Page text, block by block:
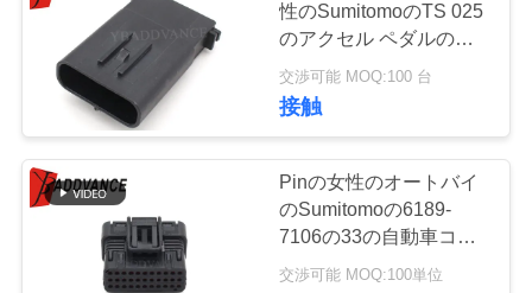
な
さ
性のSumitomoのTS 025
のアクセル ペダルのコ
ネクター
交渉可能 MOQ:100 台
接触
Pinの女性のオートバイ
のSumitomoの6189-
7106の33の自動車コネ
クターECU/ECM 025
交渉可能 MOQ:100単位